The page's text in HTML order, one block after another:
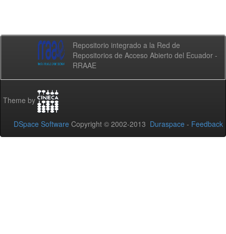
Repositorio integrado a la Red de
Repositorios de Acceso Abierto del Ecuador -
RRAAE
Theme by
DSpace Software Copyright © 2002-2013 Duraspace - Feedback